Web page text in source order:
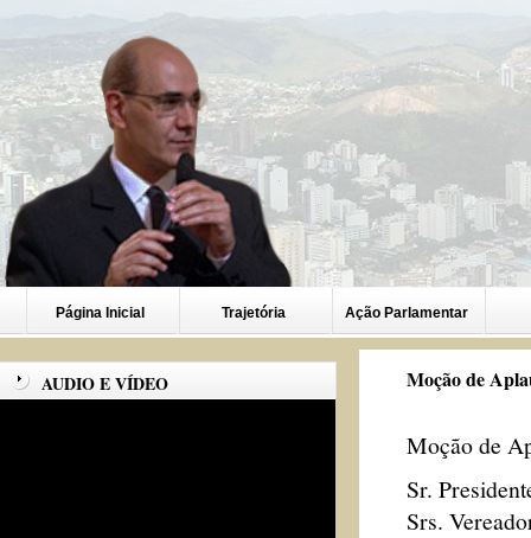
Página Inicial Trajetória Ação Parlamentar
AUDIO E VÍDEO Moção de
Moção de
Sr.
Srs.